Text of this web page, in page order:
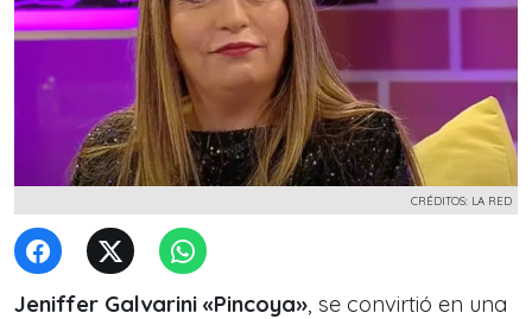
CRÉDITOS: LA RED
Jeniffer Galvarini «Pincoya», se convirtió en una